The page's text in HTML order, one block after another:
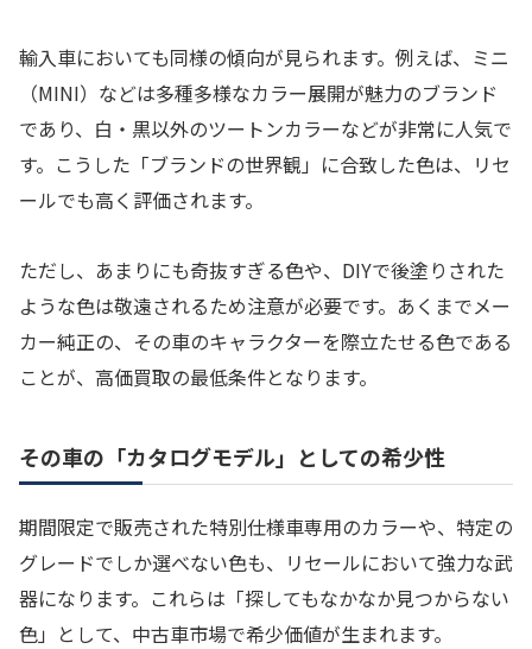
輸入車においても同様の傾向が見られます。例えば、ミニ
（MINI）などは多種多様なカラー展開が魅力のブランド
であり、白・黒以外のツートンカラーなどが非常に人気で
す。こうした「ブランドの世界観」に合致した色は、リセ
ールでも高く評価されます。
ただし、あまりにも奇抜すぎる色や、DIYで後塗りされた
ような色は敬遠されるため注意が必要です。あくまでメー
カー純正の、その車のキャラクターを際立たせる色である
ことが、高価買取の最低条件となります。
その車の「カタログモデル」としての希少性
期間限定で販売された特別仕様車専用のカラーや、特定の
グレードでしか選べない色も、リセールにおいて強力な武
器になります。これらは「探してもなかなか見つからない
色」として、中古車市場で希少価値が生まれます。